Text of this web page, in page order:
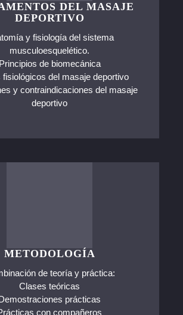
DEL MASAJE
DEPORTIVO
y fisiología del sistema
musculoesquelético.
Principios de biomecánica
fisiológicos del masaje deportivo
y contraindicaciones del masaje
deportivo
METODOLOGÍA
de teoría y práctica:
Clases teóricas
prácticas
con compañeros